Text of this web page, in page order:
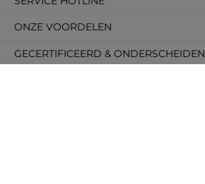
GECERTIFICEERD & ONDERSCHEIDEN
ONZE VOORDELEN